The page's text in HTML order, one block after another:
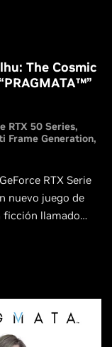
The Cosmic
RTX 50 Series
Frame Generation
RTX Serie
nuevo juego de
ficción llamado